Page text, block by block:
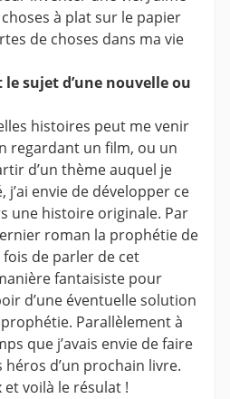
à plat sur le papier
de choses dans ma vie
sujet d’une nouvelle ou
histoires peut me venir
regardant un film, ou un
d’un thème auquel je
j’ai envie de développer ce
une histoire originale. Par
roman la prophétie de
fois de parler de cet
fantaisiste pour
d’une éventuelle solution
Parallèlement à
que j’avais envie de faire
héros d’un prochain livre.
et voilà le résulat !